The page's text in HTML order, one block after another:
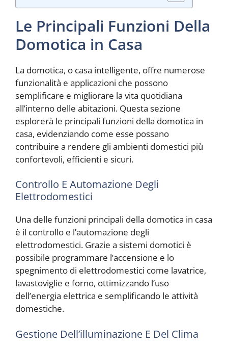
Le Principali Funzioni Della
Domotica in Casa
La domotica, o casa intelligente, offre numerose
funzionalità e applicazioni che possono
semplificare e migliorare la vita quotidiana
all’interno delle abitazioni. Questa sezione
esplorerà le principali funzioni della domotica in
casa, evidenziando come esse possano
contribuire a rendere gli ambienti domestici più
confortevoli, efficienti e sicuri.
Controllo E Automazione Degli
Elettrodomestici
Una delle funzioni principali della domotica in casa
è il controllo e l’automazione degli
elettrodomestici. Grazie a sistemi domotici è
possibile programmare l’accensione e lo
spegnimento di elettrodomestici come lavatrice,
lavastoviglie e forno, ottimizzando l’uso
dell’energia elettrica e semplificando le attività
domestiche.
Gestione Dell’illuminazione E Del Clima